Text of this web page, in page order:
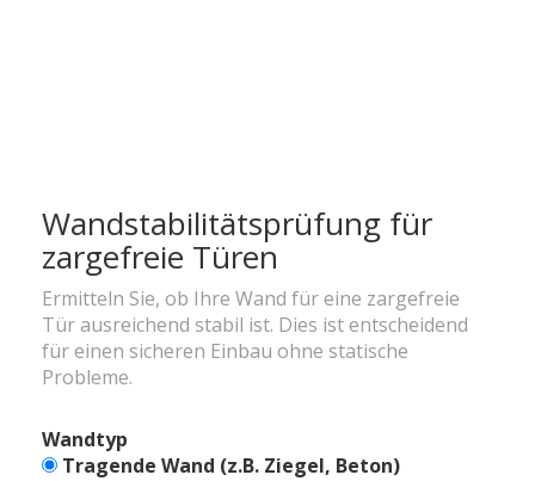
Wandstabilitätsprüfung für
zargefreie Türen
Ermitteln Sie, ob Ihre Wand für eine zargefreie
Tür ausreichend stabil ist. Dies ist entscheidend
für einen sicheren Einbau ohne statische
Probleme.
Wandtyp
Tragende Wand (z.B. Ziegel, Beton)